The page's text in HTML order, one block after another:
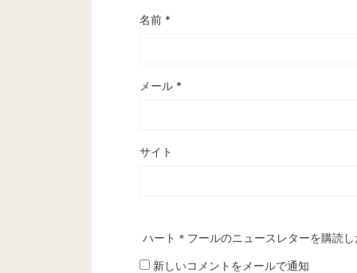
名前 *
メール *
サイト
ハート＊フールのニュースレターを購読
新しいコメントをメールで通知